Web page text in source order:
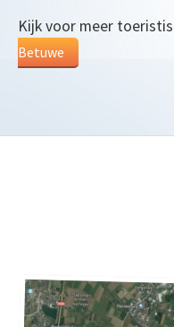
Kijk voor meer
Betuwe